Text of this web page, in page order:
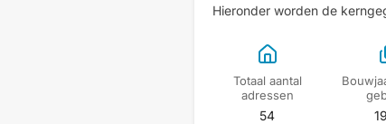
Hieronder worden de
Totaal aantal
adressen
54